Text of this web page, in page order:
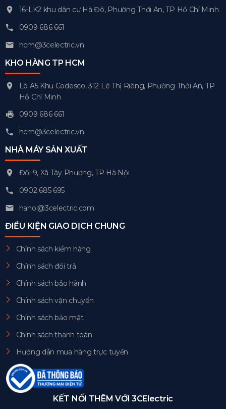
16-LK2 khu dân cư Hà Đô, Phường Thới An, TP Hồ Chí Minh
0909 686 661
hcm@3celectric.vn
KHO HÀNG TP HCM
Lô A5 Khu Codesco, 312 Lê Thị Riêng, Phường Thới An, TP
Hồ Chí Minh
0909 686 661
hcm@3celectric.vn
NHÀ MÁY SẢN XUẤT
Đội 9, Xã Tây Phương, TP Hà Nội
0902 685 695
hanoi@3celectric.com
ĐIỀU KIỆN GIAO DỊCH CHUNG
Chính sách kiểm hàng
Chính sách đổi trả
Chính sách bảo hành
Chính sách vận chuyển
Chính sách bảo mật
Chính sách thanh toán
Hướng dẫn mua hàng trực tuyến
KẾT NỐI THÊM VỚI 3CElectric